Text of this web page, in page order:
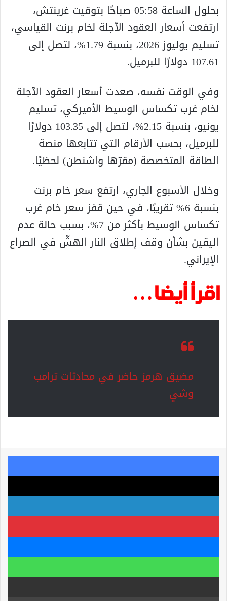
بحلول الساعة 05:58 صباحًا بتوقيت غرينتش،
ارتفعت أسعار العقود الآجلة لخام برنت القياسي،
تسليم يوليوز 2026، بنسبة 1.79%، لتصل إلى
107.61 دولارًا للبرميل.
وفي الوقت نفسه، صعدت أسعار العقود الآجلة
لخام غرب تكساس الوسيط الأميركي، تسليم
يونيو، بنسبة 2.15%، لتصل إلى 103.35 دولارًا
للبرميل، بحسب الأرقام التي تتابعها منصة
الطاقة المتخصصة (مقرّها واشنطن) لحظيًا.
وخلال الأسبوع الجاري، ارتفع سعر خام برنت
بنسبة 6% تقريبًا، في حين قفز سعر خام غرب
تكساس الوسيط بأكثر من 7%، بسبب حالة عدم
اليقين بشأن وقف إطلاق النار الهشّ في الصراع
الإيراني.
اقرأ أيضا…
مضيق هرمز حاضر في محادثات ترامب
وشي